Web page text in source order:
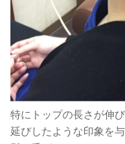
特にトップの長さが伸
延びしたような印象を